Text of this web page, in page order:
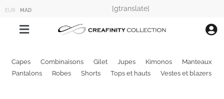
EUR MAD [gtranslate]
Capes Combinaisons Gilet Jupes Kimonos
Manteaux
Pantalons
Robes Shorts Tops et hauts Vestes et blazers